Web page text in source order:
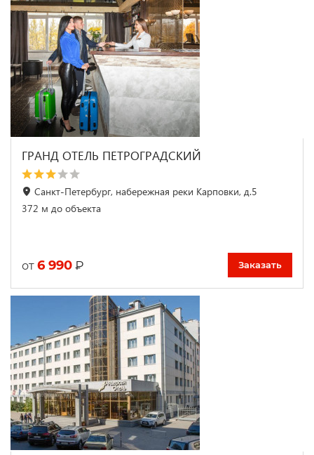
ГРАНД ОТЕЛЬ ПЕТРОГРАДСКИЙ
Санкт-Петербург, набережная реки Карповки, д.5
372 м до объекта
от 6 990 ₽ Заказать